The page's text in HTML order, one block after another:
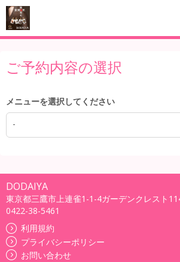
ご予約内容の選択
メニューを選択してください
-
DODAIYA
東京都三鷹市上連雀1-1-4ガーデンクレスト
0422-38-5461
利用規約
プライバシーポリシー
お問い合わせ